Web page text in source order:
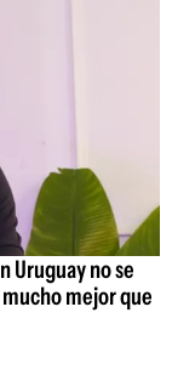
Uruguay no se
mejor que